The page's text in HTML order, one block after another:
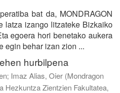
bat da, MONDRAGON
latza izango litzateke Bizkaiko
egoera hori benetako aukera
egin behar izan zion ...
hurbilpena
; Imaz Alias, Oier (Mondragon
Hezkuntza Zientzien Fakultatea,